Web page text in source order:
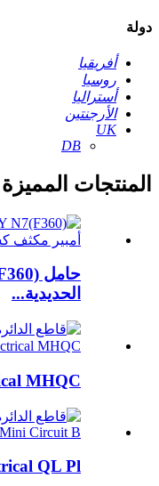
دولة
أفريقيا
روسيا
أستراليا
الأرجنتين
UK
DB
المنتجات المميزة
الحديدية...
MHQC ...
QL Pl...